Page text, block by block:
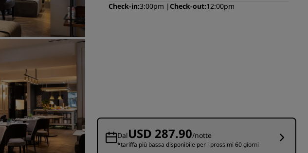
ed eventi
Radisson Meetings
uno spazio per riunioni
per eventi
di settore
voli
voli
Idee di viaggio
Hotel nel centro città
Visita il nostro blog
Check-in 3:00pm Check-out 12:00pm
DalUSD 287.90/notte
*tariffa più bassa disponibile per i prossimi 60 giorni